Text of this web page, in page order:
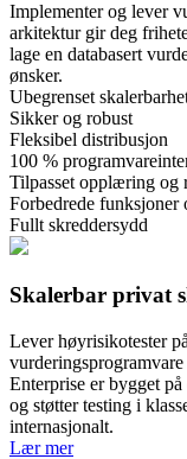
Implementer og lever
arkitektur gir deg
lage en databasert
ønsker.
Ubegrenset
Sikker og robust
Fleksibel distribusjon
100 %
Tilpasset opplæring og
Forbedrede funksjoner
Fullt skreddersydd
Skalerbar privat
Lever høyrisikotester
Enterprise er bygget
og støtter testing i
internasjonalt.
Lær mer